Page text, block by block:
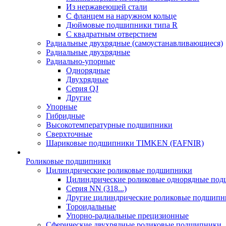
Из нержавеющей стали
С фланцем на наружном кольце
Дюймовые подшипники типа R
С квадратным отверстием
Радиальные двухрядные (самоустанавливающиеся)
Радиальные двухрядные
Радиально-упорные
Однорядные
Двухрядные
Серия QJ
Другие
Упорные
Гибридные
Высокотемпературные подшипники
Сверхточные
Шариковые подшипники TIMKEN (FAFNIR)
Роликовые подшипники
Цилиндрические роликовые подшипники
Цилиндрические роликовые однорядные
Серия NN (318...)
Другие цилиндрические роликовые
Тороидальные
Упорно-радиальные прецизионные